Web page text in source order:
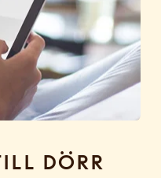
till dörr